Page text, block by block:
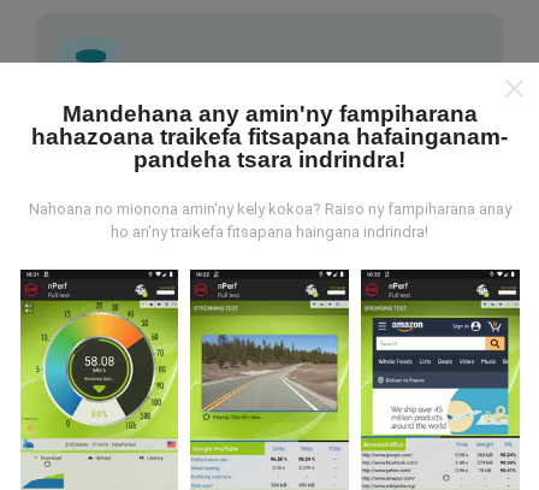
Avy aiza ny rakitra?
amin'ny fampiasana nPerf. Ireo andrana ireo mantsy
dia mamoaka ny rakitra marina teny an-toerana. Raha
te hananadrana izany koa ianao, dia manasa anao
izahay hampiasa ny nPerf amin'ny findainao.Rehefa
maro ny rakitra voatahiry, vao mainka azo vakina ny
sarintany!. Ireo andrana voaray rehetra dia aseho
amin'ny sarintany avokoa. Ny masontsivana rehetra
kosa dia ampiharina mialohan'ny fikajiana sy
famoahana azy.
Mandehana any amin'ny fampiharana
hahazoana traikefa fitsapana hafainganam-
pandeha tsara indrindra!
Nahoana no mionona amin'ny kely kokoa? Raiso ny fampiharana anay
ho an'ny traikefa fitsapana haingana indrindra!